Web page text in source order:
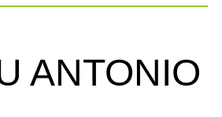
ANTONIO